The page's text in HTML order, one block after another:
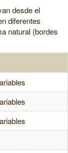
desde el
diferentes
natural (bordes